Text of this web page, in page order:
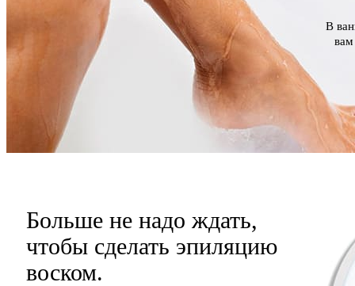
В
вам
Больше не надо ждать,
чтобы сделать эпиляцию
воском.